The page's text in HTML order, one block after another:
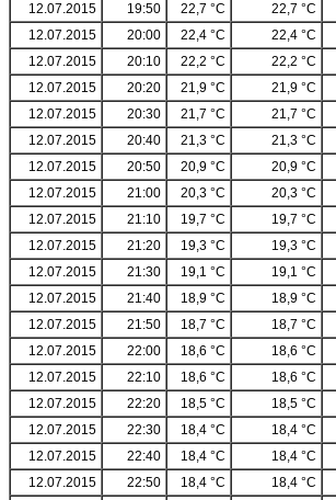
12.07.2015
19:50 22,7 °C 22,7 °C
12.07.2015
20:00 22,4 °C 22,4 °C
12.07.2015
20:10 22,2 °C 22,2 °C
12.07.2015
20:20 21,9 °C 21,9 °C
12.07.2015
20:30 21,7 °C 21,7 °C
12.07.2015
20:40 21,3 °C 21,3 °C
12.07.2015
20:50 20,9 °C 20,9 °C
12.07.2015
21:00 20,3 °C 20,3 °C
12.07.2015
21:10 19,7 °C 19,7 °C
12.07.2015
21:20 19,3 °C 19,3 °C
12.07.2015
21:30 19,1 °C 19,1 °C
12.07.2015
21:40 18,9 °C 18,9 °C
12.07.2015
21:50 18,7 °C 18,7 °C
12.07.2015
22:00 18,6 °C 18,6 °C
12.07.2015
22:10 18,6 °C 18,6 °C
12.07.2015
22:20 18,5 °C 18,5 °C
12.07.2015
22:30 18,4 °C 18,4 °C
12.07.2015
22:40 18,4 °C 18,4 °C
12.07.2015
22:50 18,4 °C 18,4 °C